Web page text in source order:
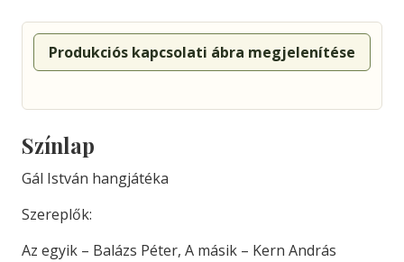
Produkciós kapcsolati ábra megjelenítése
Színlap
Gál István hangjátéka
Szereplők:
Az egyik – Balázs Péter, A másik – Kern András